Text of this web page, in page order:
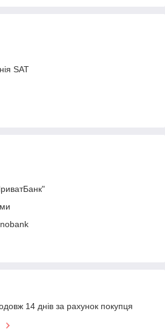
SAT
14 днів за рахунок покупця